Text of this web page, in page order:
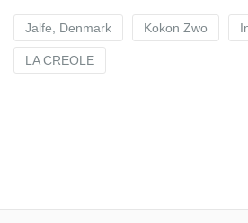
Jalfe, Denmark Kokon Zwo
LA CREOLE